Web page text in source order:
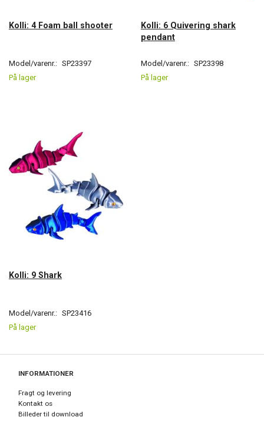
Kolli: 4 Foam ball shooter
Model/varenr.: SP23397
På lager
Kolli: 6 Quivering shark
pendant
Model/varenr.: SP23398
På lager
Kolli: 9 Shark
Model/varenr.: SP23416
På lager
INFORMATIONER
Fragt og levering
Kontakt os
Billeder til download